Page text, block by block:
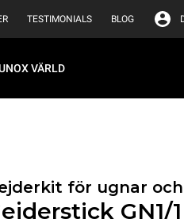
TESTIMONIALS BLOG
VÄRLD
för ugnar